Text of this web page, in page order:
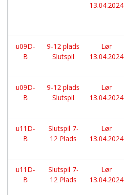
13.04.2024
u09D-
B
9-12 plads
Slutspil
Lør
13.04.2024
u09D-
B
9-12 plads
Slutspil
Lør
13.04.2024
u11D-
B
Slutspil 7-
12 Plads
Lør
13.04.2024
u11D-
B
Slutspil 7-
12 Plads
Lør
13.04.2024